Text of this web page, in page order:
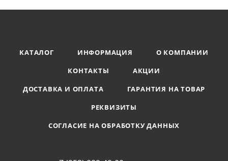
КАТАЛОГ ИНФОРМАЦИЯ
О КОМПАНИИ
КОНТАКТЫ
АКЦИИ
ДОСТАВКА И ОПЛАТА
ГАРАНТИЯ НА ТОВАР
РЕКВИЗИТЫ
СОГЛАСИЕ НА ОБРАБОТКУ ДАННЫХ